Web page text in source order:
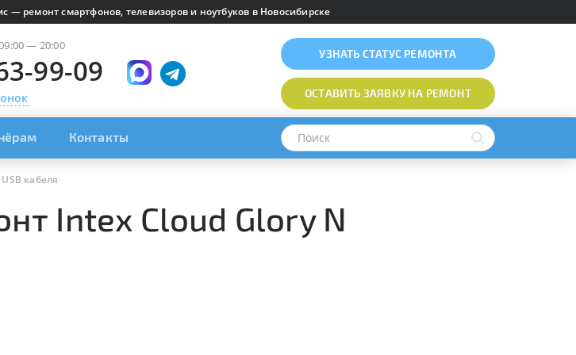
ремонт смартфонов, телевизоров и ноутбуков в Новосибирске
— 20:00
99-09 УЗНАТЬ СТАТУС РЕМОНТА
ОСТАВИТЬ ЗАЯВКУНА РЕМОНТ
Контакты
кабеля
Intex Cloud Glory N